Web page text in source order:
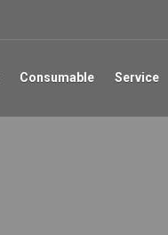
Consumable Service